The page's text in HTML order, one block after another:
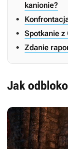
kanionie?
Spotkanie z
Zdanie
Jak